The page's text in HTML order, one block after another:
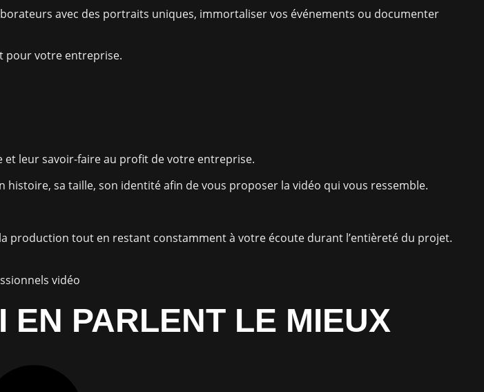
avec des portraits uniques, immortaliser vos événements ou documenter
pour votre entreprise.
et leur savoir-faire au profit de votre entreprise.
sa taille, son identité afin de vous proposer la vidéo qui vous ressemble.
production tout en restant constamment à votre écoute durant l’entièreté du projet.
EN PARLENT LE MIEUX